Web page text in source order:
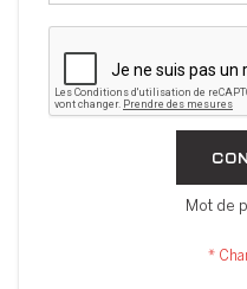
Mot de